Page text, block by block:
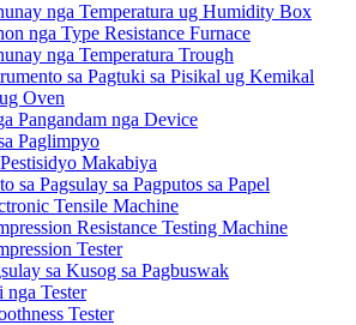
nga Temperatura ug Humidity Box
nga Type Resistance Furnace
nga Temperatura Trough
sa Pagtuki sa Pisikal ug Kemikal
Oven
Pangandam nga Device
Paglimpyo
Makabiya
sa Pagsulay sa Pagputos sa Papel
Tensile Machine
Resistance Testing Machine
Tester
sa Kusog sa Pagbuswak
nga Tester
Tester